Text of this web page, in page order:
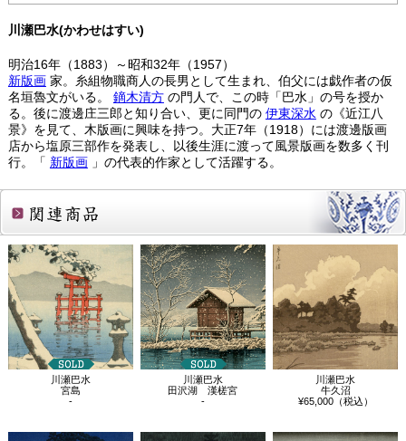
川瀬巴水(かわせはすい)
明治16年（1883）～昭和32年（1957）
新版画家。糸組物職商人の長男として生まれ、伯父には戯作者の仮
名垣魯文がいる。 鏑木清方の門人で、この時「巴水」の号を授か
る。後に渡邊庄三郎と知り合い、更に同門の 伊東深水 の《近江八
景》を見て、木版画に興味を持つ。大正7年（1918）には渡邊版画
店から塩原三部作を発表し、以後生涯に渡って風景版画を数多く刊
行。「 新版画」の代表的作家として活躍する。
関連商品
川瀬巴水
宮島
-
川瀬巴水
田沢湖 漢槎宮
-
川瀬巴水
牛久沼
¥65,000（税込）